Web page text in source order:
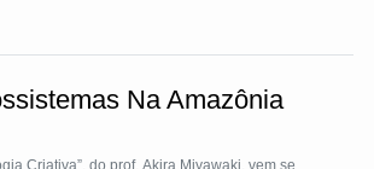
Na Amazônia
Criativa”, do prof. Akira Miyawaki, vem se